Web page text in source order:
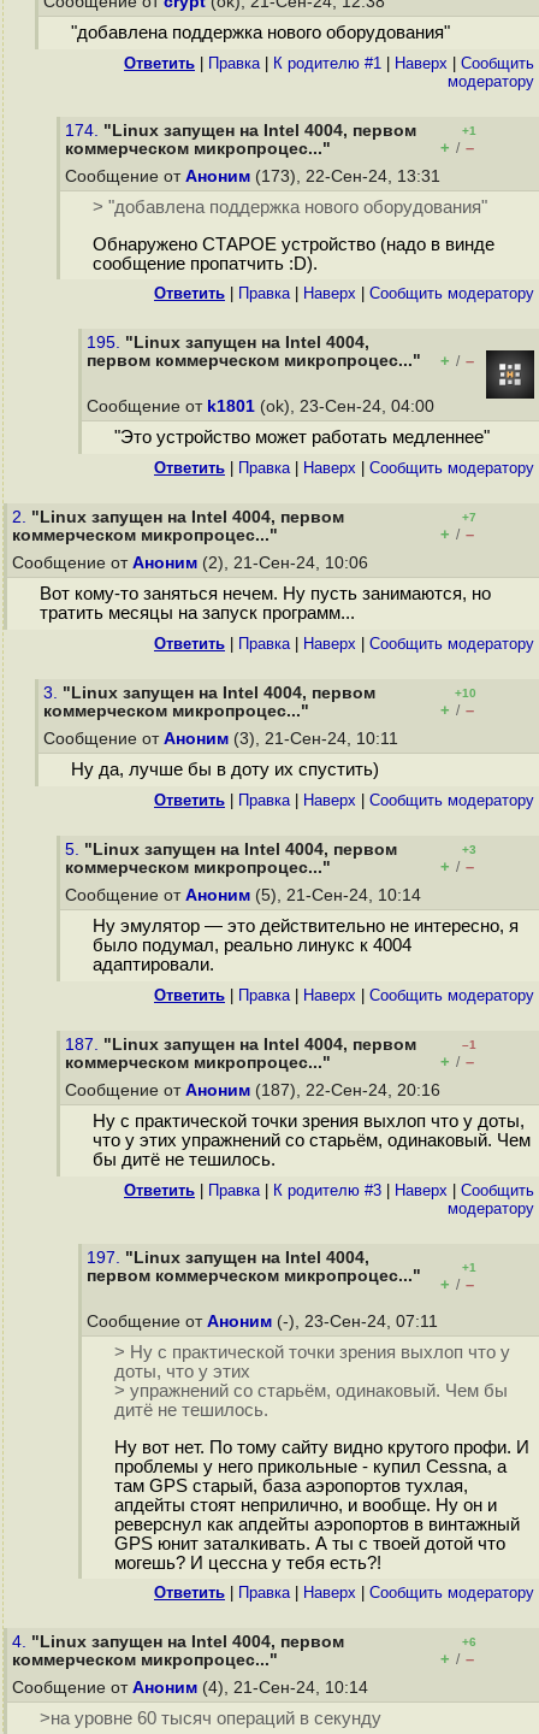
"добавлена поддержка нового оборудования"
Ответить Правка| К родителю #1 Наверх
Cообщить
модератору
174. "Linux запущен на Intel 4004, первом
коммерческом микропроцес..."
+1
+ / –
Сообщение от Аноним (173), 22-Сен-24, 13:31
> "добавлена поддержка нового оборудования"
Обнаружено СТАРОЕ устройство (надо в винде
сообщение пропатчить :D).
Ответить Правка| Наверх Cообщить модератору
195. "Linux запущен на Intel 4004,
первом коммерческом микропроцес..."
+ / –
Сообщение от k1801 (ok), 23-Сен-24, 04:00
"Это устройство может работать медленнее"
Ответить Правка| Наверх Cообщить модератору
2. "Linux запущен на Intel 4004, первом
коммерческом микропроцес..."
+7
+ / –
Сообщение от Аноним (2), 21-Сен-24, 10:06
Вот кому-то заняться нечем. Ну пусть занимаются, но
тратить месяцы на запуск программ...
Ответить Правка| Наверх Cообщить модератору
3. "Linux запущен на Intel 4004, первом
коммерческом микропроцес..."
+10
+ / –
Сообщение от Аноним (3), 21-Сен-24, 10:11
Ну да, лучше бы в доту их спустить)
Ответить Правка| Наверх Cообщить модератору
5. "Linux запущен на Intel 4004, первом
коммерческом микропроцес..."
+3
+ / –
Сообщение от Аноним (5), 21-Сен-24, 10:14
Ну эмулятор — это действительно не интересно, я
было подумал, реально линукс к 4004
адаптировали.
Ответить Правка| Наверх Cообщить модератору
187. "Linux запущен на Intel 4004, первом
коммерческом микропроцес..."
–1
+ / –
Сообщение от Аноним (187), 22-Сен-24, 20:16
Ну с практической точки зрения выхлоп что у доты,
что у этих упражнений со старьём, одинаковый. Чем
бы дитё не тешилось.
Ответить Правка| К родителю #3 Наверх
Cообщить
модератору
197. "Linux запущен на Intel 4004,
первом коммерческом микропроцес..."
+1
+ / –
Сообщение от Аноним (-), 23-Сен-24, 07:11
> Ну с практической точки зрения выхлоп что у
доты, что у этих
> упражнений со старьём, одинаковый. Чем бы
дитё не тешилось.
Ну вот нет. По тому сайту видно крутого профи. И
проблемы у него прикольные - купил Cessna, а
там GPS старый, база аэропортов тухлая,
апдейты стоят неприлично, и вообще. Ну он и
реверснул как апдейты аэропортов в винтажный
GPS юнит заталкивать. А ты с твоей дотой что
могешь? И цессна у тебя есть?!
Ответить Правка| Наверх Cообщить модератору
4. "Linux запущен на Intel 4004, первом
коммерческом микропроцес..."
+6
+ / –
Сообщение от Аноним (4), 21-Сен-24, 10:14
>на уровне 60 тысяч операций в секунду